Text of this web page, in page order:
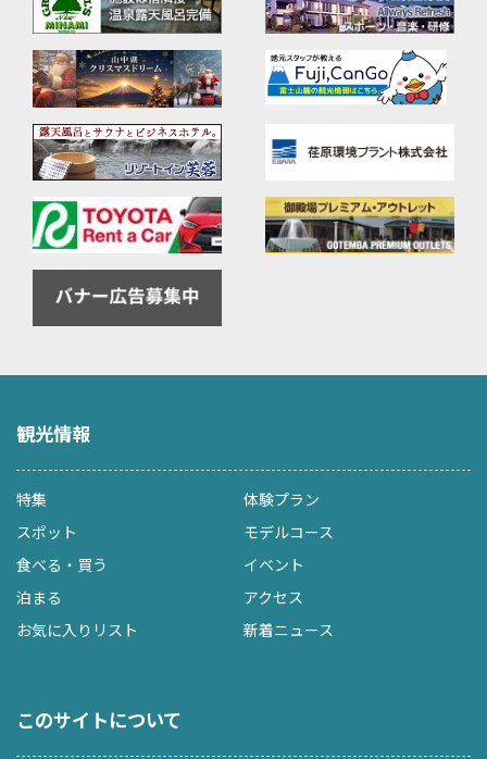
観光情報
特集
体験プラン
スポット
モデルコース
食べる・買う
イベント
泊まる
アクセス
お気に入りリスト
新着ニュース
このサイトについて